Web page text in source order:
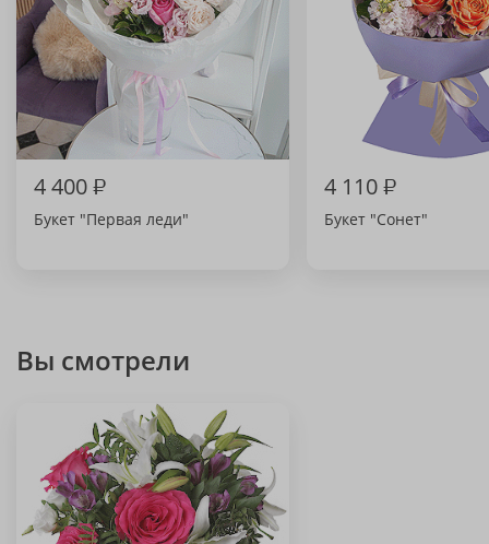
4 400₽
Букет "Первая леди"
4 110₽
Букет "Сонет"
Вы смотрели